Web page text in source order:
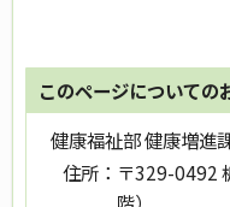
このページについての
健康福祉部 健康増進
住所： 〒329-0492